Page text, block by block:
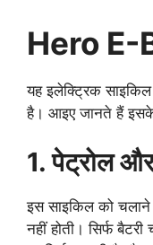
Hero E-
यह इलेक्ट्रिक
है। आइए जानते हैं
1. पेट्रोल
इस साइकिल को
नहीं होती। सिर्फ